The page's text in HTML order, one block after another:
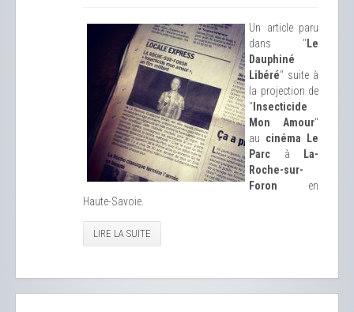
Un article paru
dans " Le
Dauphiné
Libéré" suite à
la projection de
" Insecticide
Mon Amour"
au cinéma Le
Parc à
La-
Roche-sur-
Foron en
Haute-Savoie.
LIRE LA SUITE